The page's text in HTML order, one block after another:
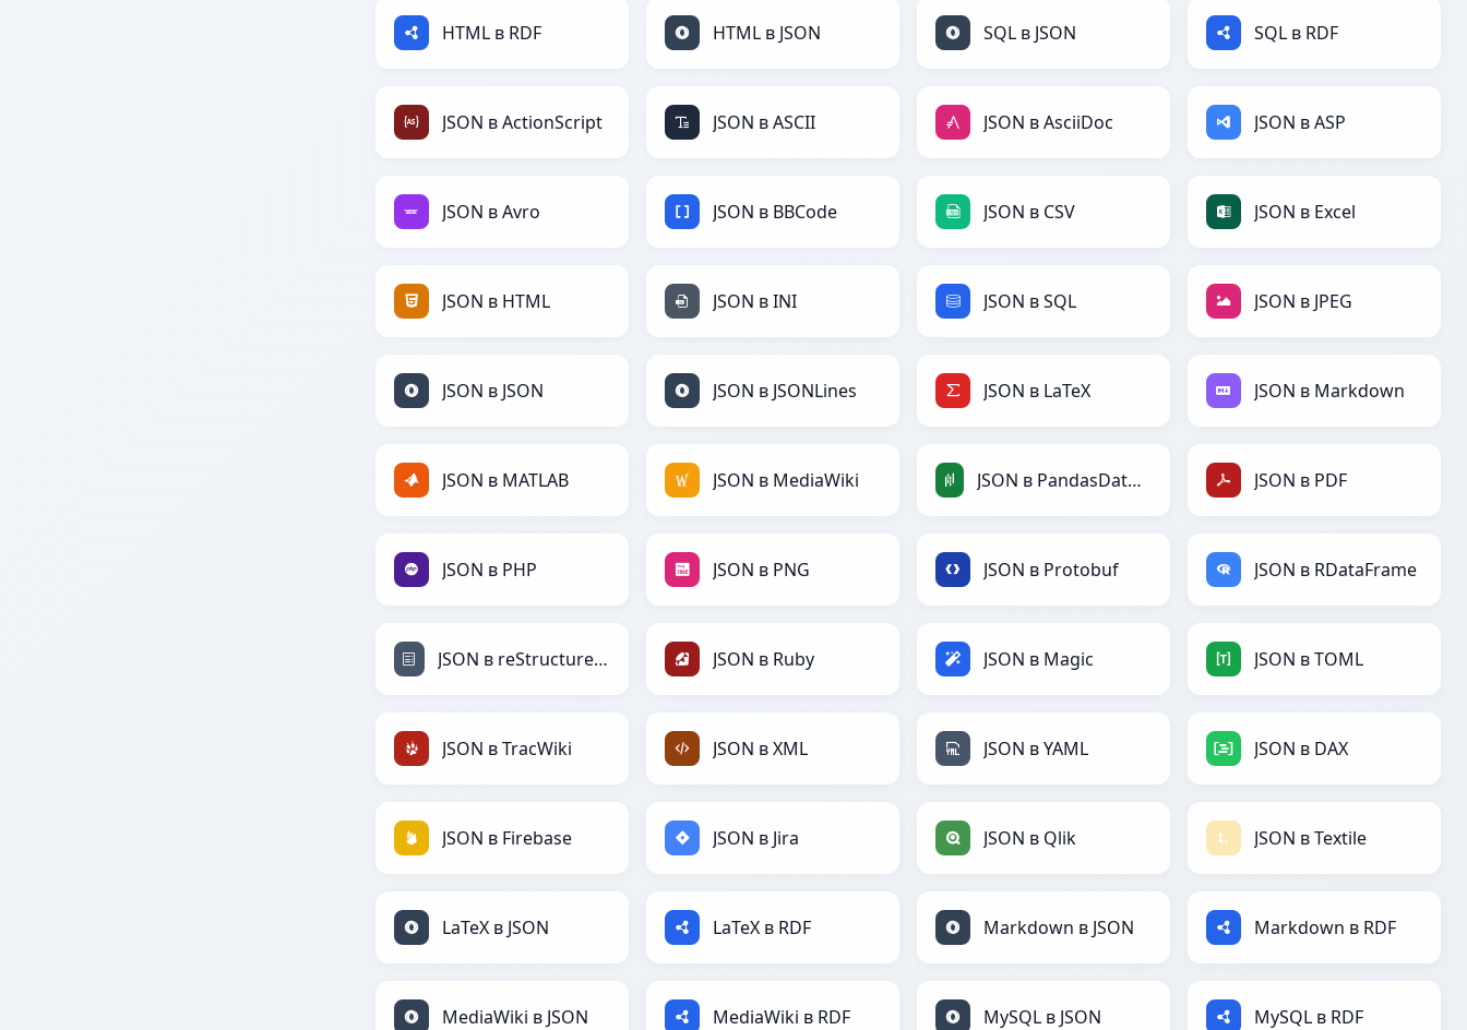
HTML в RDF HTML в JSON SQL в JSON SQL в RDF
JSON в ActionScript JSON в ASCII JSON в AsciiDoc JSON в ASP
JSON в Avro JSON в BBCode JSON в CSV JSON в Excel
JSON в HTML JSON в INI JSON в SQL JSON в JPEG
JSON в JSON JSON в JSONLines JSON в LaTeX JSON в Markdown
JSON в MATLAB JSON в MediaWiki JSON в PandasDataFrame JSON в PDF
JSON в PHP JSON в PNG JSON в Protobuf JSON в RDataFrame
JSON в reStructuredText JSON в Ruby JSON в Magic JSON в TOML
JSON в TracWiki JSON в XML JSON в YAML JSON в DAX
JSON в Firebase JSON в Jira JSON в Qlik JSON в Textile
LaTeX в JSON LaTeX в RDF Markdown в JSON Markdown в RDF
MediaWiki в JSON MediaWiki в RDF MySQL в JSON MySQL в RDF